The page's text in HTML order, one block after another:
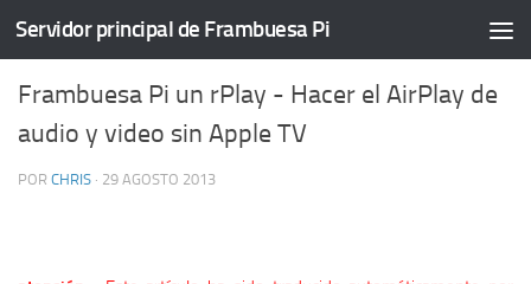
Servidor principal de Frambuesa Pi
TUTORIELS/SERVIDOR PRINCIPAL 26 COMMENTS
Frambuesa Pi un rPlay - Hacer el AirPlay de
audio y video sin Apple TV
POR CHRIS · 29 AGOSTO 2013